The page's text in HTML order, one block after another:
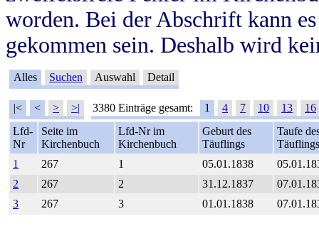
worden. Bei der Abschrift kann
gekommen sein. Deshalb wird
Alles Suchen Auswahl Detail
|< < > >| 3380 Einträge gesamt: 1 4 7 10 13
16
Lfd-
Nr
Seite im
Kirchenbuch
Lfd-Nr im
Kirchenbuch
Geburt des
Täuflings
Taufe
Täuflings
1
267 1 05.01.1838
2
267 2 31.12.1837
3
267 3 01.01.1838